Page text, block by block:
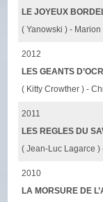
LE JOYEUX
( Yanowski ) -
2012
LES GEANTS
( Kitty Crowther ) -
2011
LES REGLES DU
( Jean-Luc Lagarce
2010
LA MORSURE DE